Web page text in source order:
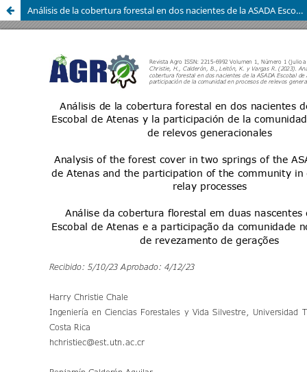
Análisis de la cobertura forestal en dos nacientes de la ASADA Escobal de Atenas y la participación de la comunidad en procesos de relevos generacionales